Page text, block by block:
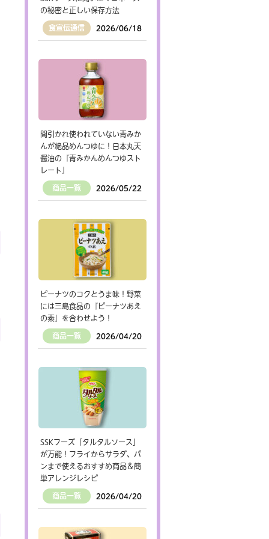
の秘密と正しい保存方法
食宣伝通信 2026/06/18
間引かれ使われていない青みか
んが絶品めんつゆに！日本丸天
醤油の『青みかんめんつゆスト
レート』
商品一覧 2026/05/22
ピーナツのコクとうま味！野菜
には三島食品の『ピーナツあえ
の素』を合わせよう！
商品一覧 2026/04/20
SSKフーズ「タルタルソース」
が万能！フライからサラダ、パ
ンまで使えるおすすめ商品＆簡
単アレンジレシピ
商品一覧 2026/04/20